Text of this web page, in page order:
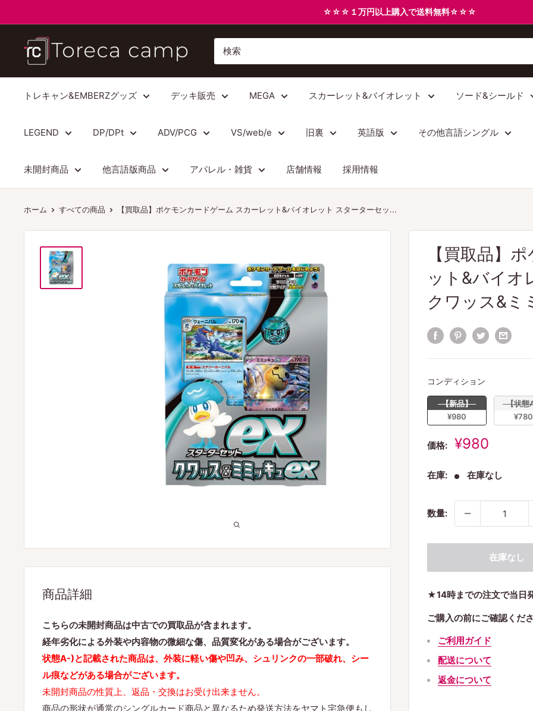
ン
る
☆☆☆１万円以上購入で送料無料☆☆☆
ト
レ
カ
キ
ン
トレキャン&EMBERZグッズ デッキ販売 MEGA スカーレット&バイオレット ソード&シールド
LEGEND DP/DPt ADV/PCG VS/web/e 旧裏 英語版 その他言語シングル
未開封商品 他言語版商品 アパレル・雑貨 店舗情報 採用情報
ホーム すべての商品 【買取品】ポケモンカードゲーム スカーレット&バイオレット スターターセッ...
【買取品】
ット&バイオ
クワッス&ミ
コンディション
【新品】
¥980
【状態
¥780
価格:
販
価
¥980
在庫: 在庫なし
数量:
在庫なし
★14時までの注文で当日
ご購入の前にご確認くださ
ご利用ガイド
配送について
返金について
商品詳細
こちらの未開封商品は中古での買取品が含まれます。
経年劣化による外装や内容物の微細な傷、品質変化がある場合がございます。
状態A-)と記載された商品は、外装に軽い傷や凹み、シュリンクの一部破れ、シー
ル痕などがある場合がございます。
未開封商品の性質上、返品・交換はお受け出来ません。
商品の形状が通常のシングルカード商品と異なるため発送方法をヤマト宅急便もし